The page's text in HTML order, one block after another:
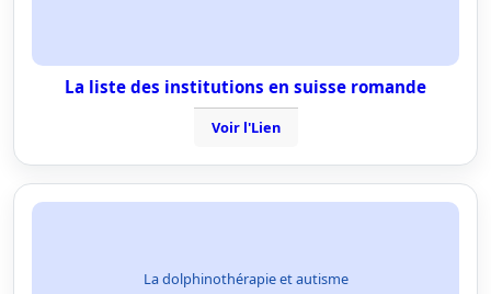
La liste des institutions en suisse romande
Voir l'Lien
La dolphinothérapie et autisme